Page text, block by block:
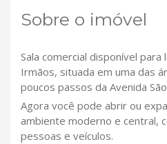
Sobre o imóvel
Sala comercial disponível
Irmãos, situada em uma das
poucos passos da Avenida
Agora você pode abrir ou
ambiente moderno e central,
pessoas e veículos.